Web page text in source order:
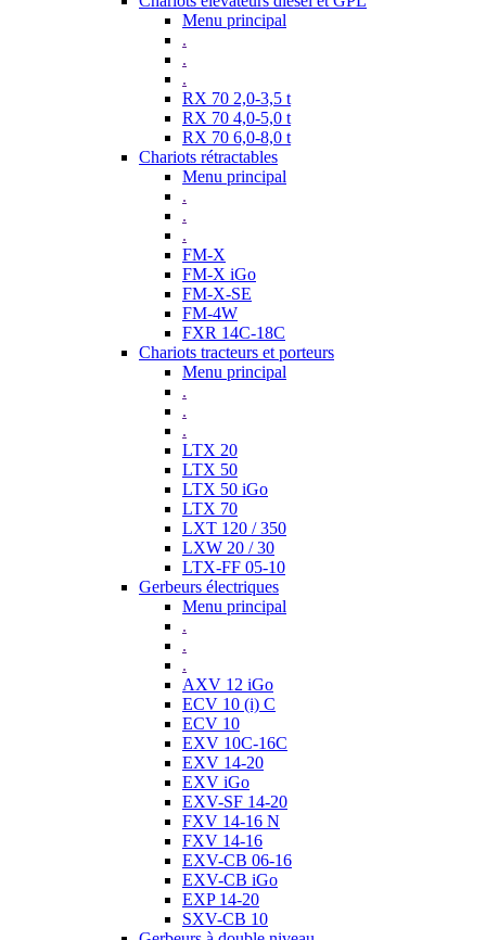
Menu principal
.
.
.
RX 70 2,0-3,5 t
RX 70 4,0-5,0 t
RX 70 6,0-8,0 t
Chariots rétractables
Menu principal
.
.
.
FM-X
FM-X iGo
FM-X-SE
FM-4W
FXR 14C-18C
Chariots tracteurs et porteurs
Menu principal
.
.
.
LTX 20
LTX 50
LTX 50 iGo
LTX 70
LXT 120 / 350
LXW 20 / 30
LTX-FF 05-10
Gerbeurs électriques
Menu principal
.
.
.
AXV 12 iGo
ECV 10 (i) C
ECV 10
EXV 10C-16C
EXV 14-20
EXV iGo
EXV-SF 14-20
FXV 14-16 N
FXV 14-16
EXV-CB 06-16
EXV-CB iGo
EXP 14-20
SXV-CB 10